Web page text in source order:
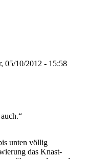
05/10/2012 - 15:58
unten völlig
das Knast-